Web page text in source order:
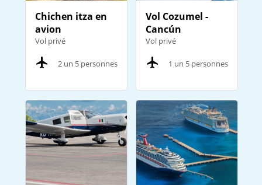
Chichen itza en
avion
Vol privé
2 un 5 personnes
Vol Cozumel -
Cancún
Vol privé
1 un 5 personnes